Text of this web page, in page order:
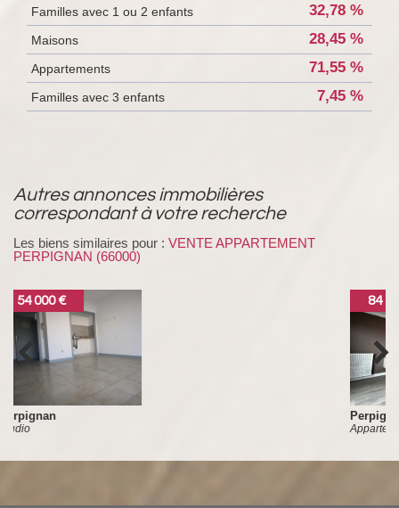
Familles avec 1 ou 2 enfants 32,78 %
Maisons 28,45 %
Appartements 71,55 %
Familles avec 3 enfants 7,45 %
autres annonces immobilières
correspondant à votre recherche
Les biens similaires pour : VENTE APPARTEMENT
PERPIGNAN (66000)